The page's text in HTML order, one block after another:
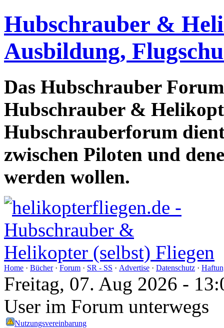
Hubschrauber &
Ausbildung,
Das Hubschrauber
Hubschrauber &
Hubschrauberforum
zwischen Piloten und
werden wollen.
Home · Bücher· Forum · SR - SS · Advertise · Datenschutz ·
Freitag, 07. Aug 2026 -
User im Forum unterwegs
Nutzungsvereinbarung